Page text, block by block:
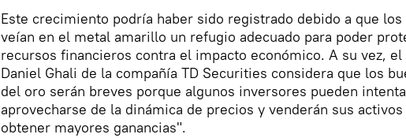
Este crecimiento podría haber sido registrado debido a que
veían en el metal amarillo un refugio adecuado para poder
recursos financieros contra el impacto económico. A su vez, el
Daniel Ghali de la compañía TD Securities considera que los
del oro serán breves porque algunos inversores pueden
aprovecharse de la dinámica de precios y venderán sus activos
obtener mayores ganancias".